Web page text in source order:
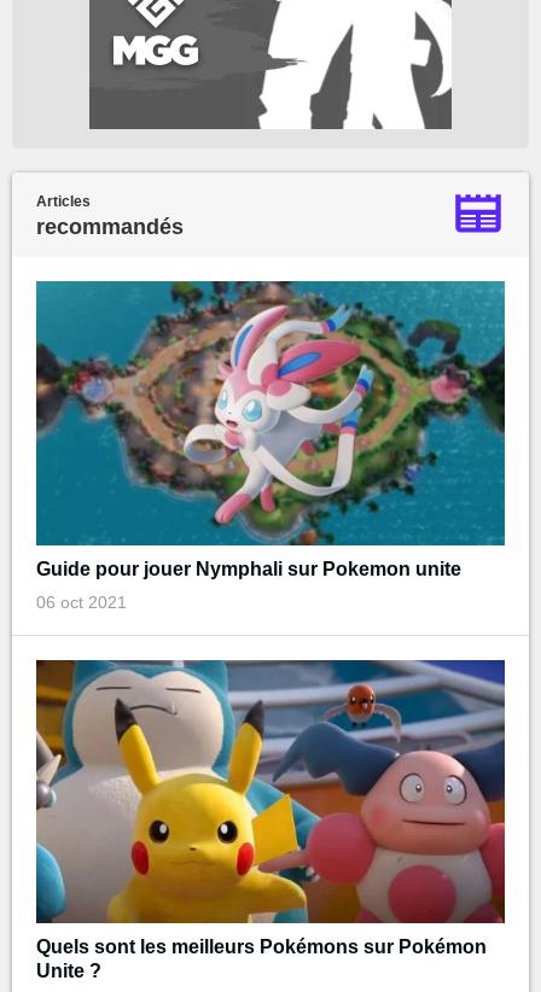
Articles
recommandés
Guide pour jouer Nymphali sur Pokemon unite
06 oct 2021
Quels sont les meilleurs Pokémons sur Pokémon
Unite ?